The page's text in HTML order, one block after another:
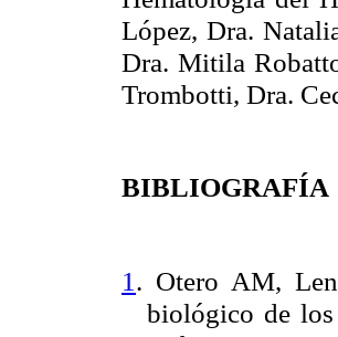
López, Dra.
Dra. Mitila
Trombotti, Dra.
BIBLIOGRAFÍA
1 . Otero AM,
biológico de los